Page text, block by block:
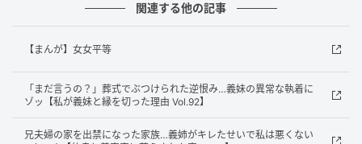
ウーマンエキサイト
関連する他の記事
【まんが】女女平等
「まだ言うの？」葬式でぶつけられた逆恨み…義妹の異常な執着に
ゾッ【私が義妹と縁を切った理由 Vol.92】
兄夫婦の家を出禁になった家族…義姉がキレたせいで私は悪くない